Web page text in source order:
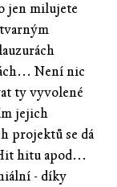
jen milujete
Není nic
ty vyvolené
jejich
projektů se dá
hitu apod...
- díky